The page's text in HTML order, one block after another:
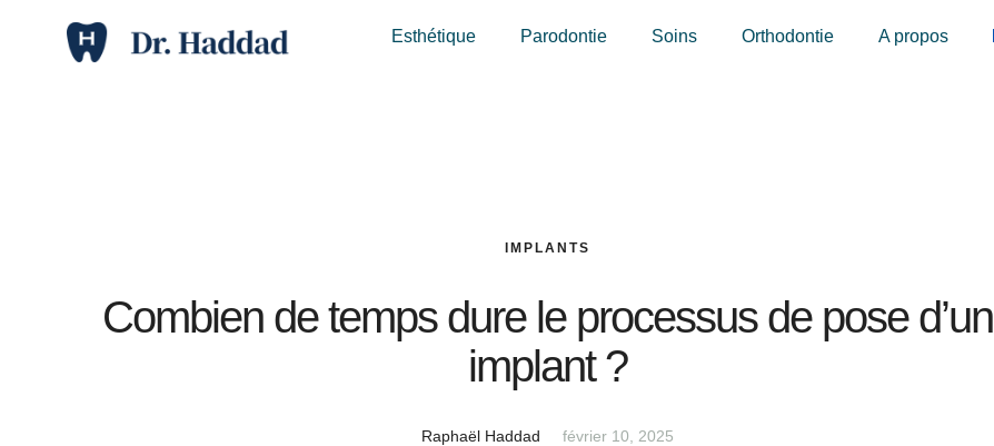
Esthétique Parodontie Soins Orthodontie A propos
IMPLANTS
Combien de temps dure le processus de pose d’un
implant ?
Raphaël Haddad février 10, 2025